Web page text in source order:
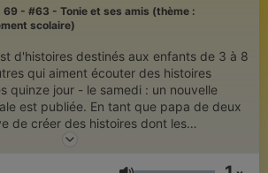
69 - #63 - Tonie et ses amis (thème :
scolaire)
d'histoires destinés aux enfants de 3 à 8
qui aiment écouter des histoires
tant que papa de deux
de créer des histoires dont les
Elles peuvent toutes être écoutées